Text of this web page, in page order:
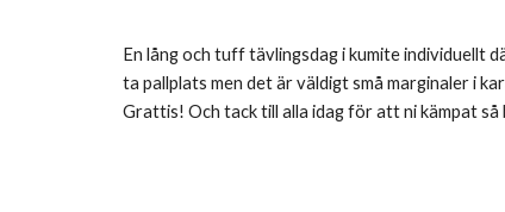
En lång och tuff tävlingsdag i kumite individuellt
ta pallplats men det är väldigt små marginaler i
Grattis! Och tack till alla idag för att ni kämpat så